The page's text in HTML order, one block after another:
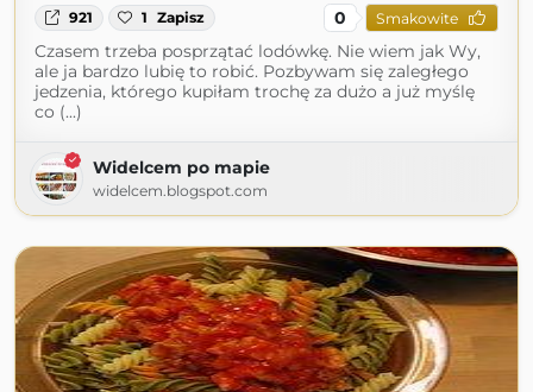
921 1 Zapisz 0 Smakowite
Czasem trzeba posprzątać lodówkę. Nie wiem jak Wy,
ale ja bardzo lubię to robić. Pozbywam się zaległego
jedzenia, którego kupiłam trochę za dużo a już myślę
co (...)
Widelcem po mapie
widelcem.blogspot.com